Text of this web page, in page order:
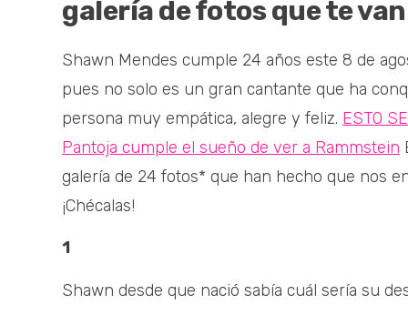
galería de fotos que te
Shawn Mendes cumple 24 años este 8 de
pues no solo es un gran cantante que ha
persona muy empática, alegre y feliz. ESTO
Pantoja cumple el sueño de ver a Rammstein
galería de 24 fotos* que han hecho que nos
¡Chécalas!
1
Shawn desde que nació sabía cuál sería su